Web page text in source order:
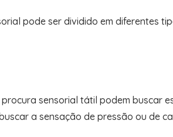
pode ser dividido em diferentes
sensorial tátil podem buscar
a sensação de pressão ou de